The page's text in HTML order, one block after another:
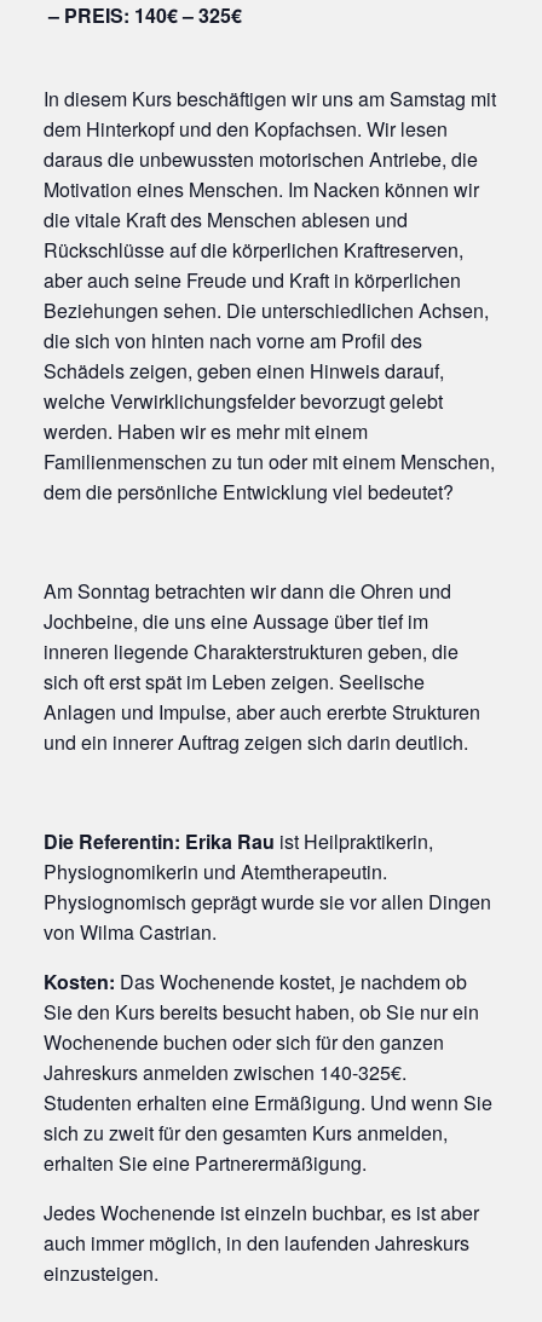
140€ – 325€
In diesem Kurs beschäftigen wir uns am Samstag mit
dem Hinterkopf und den Kopfachsen. Wir lesen
daraus die unbewussten motorischen Antriebe, die
Motivation eines Menschen. Im Nacken können wir
die vitale Kraft des Menschen ablesen und
Rückschlüsse auf die körperlichen Kraftreserven,
aber auch seine Freude und Kraft in körperlichen
Beziehungen sehen. Die unterschiedlichen Achsen,
die sich von hinten nach vorne am Profil des
Schädels zeigen, geben einen Hinweis darauf,
welche Verwirklichungsfelder bevorzugt gelebt
werden. Haben wir es mehr mit einem
Familienmenschen zu tun oder mit einem Menschen,
dem die persönliche Entwicklung viel bedeutet?
Am Sonntag betrachten wir dann die Ohren und
Jochbeine, die uns eine Aussage über tief im
inneren liegende Charakterstrukturen geben, die
sich oft erst spät im Leben zeigen. Seelische
Anlagen und Impulse, aber auch ererbte Strukturen
und ein innerer Auftrag zeigen sich darin deutlich.
Die Referentin: Erika Rau ist Heilpraktikerin,
Physiognomikerin und Atemtherapeutin.
Physiognomisch geprägt wurde sie vor allen Dingen
von Wilma Castrian.
Kosten: Das Wochenende kostet, je nachdem ob
Sie den Kurs bereits besucht haben, ob Sie nur ein
Wochenende buchen oder sich für den ganzen
Jahreskurs anmelden zwischen 140-325€.
Studenten erhalten eine Ermäßigung. Und wenn Sie
sich zu zweit für den gesamten Kurs anmelden,
erhalten Sie eine Partnerermäßigung.
Jedes Wochenende ist einzeln buchbar, es ist aber
auch immer möglich, in den laufenden Jahreskurs
einzusteigen.